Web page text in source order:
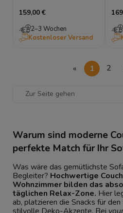
Optik (Japandi Stil)
159,00 €
2–3 Wochen
Kostenloser Versand
« 1 2
Warum sind moderne
perfekte Match für Ihr
Was wäre das gemütlichste
Begleiter? Hochwertige
Wohnzimmer bilden das
täglichen Relax-Zone. Hier
ab, platzieren die Snacks für